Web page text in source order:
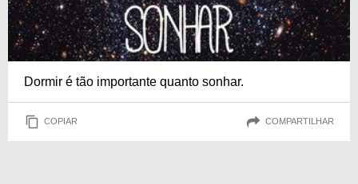
Dormir é tão importante quanto sonhar.
COPIAR COMPARTILHAR